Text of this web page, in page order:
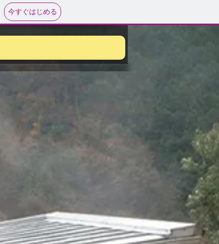
今すぐはじめる